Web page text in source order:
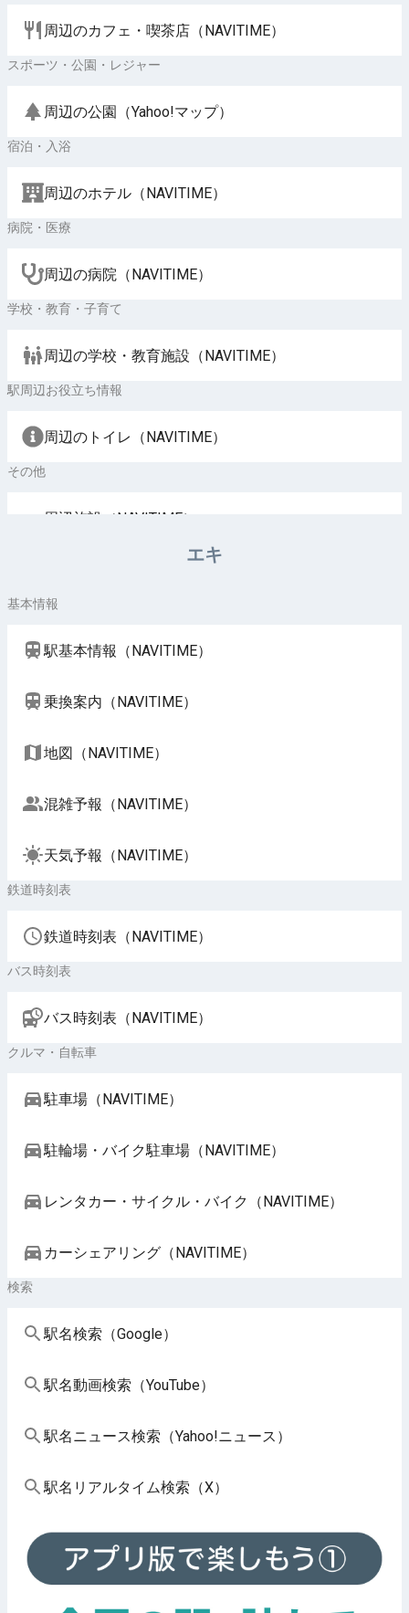
周辺のカフェ・喫茶店（NAVITIME）
スポーツ・公園・レジャー
周辺の公園（Yahoo!マップ）
宿泊・入浴
周辺のホテル（NAVITIME）
病院・医療
周辺の病院（NAVITIME）
学校・教育・子育て
周辺の学校・教育施設（NAVITIME）
駅周辺お役立ち情報
周辺のトイレ（NAVITIME）
その他
周辺施設（NAVITIME）
エキ
基本情報
駅基本情報（NAVITIME）
乗換案内（NAVITIME）
地図（NAVITIME）
混雑予報（NAVITIME）
天気予報（NAVITIME）
鉄道時刻表
鉄道時刻表（NAVITIME）
バス時刻表
バス時刻表（NAVITIME）
クルマ・自転車
駐車場（NAVITIME）
駐輪場・バイク駐車場（NAVITIME）
レンタカー・サイクル・バイク（NAVITIME）
カーシェアリング（NAVITIME）
検索
駅名検索（Google）
駅名動画検索（YouTube）
駅名ニュース検索（Yahoo!ニュース）
駅名リアルタイム検索（X）